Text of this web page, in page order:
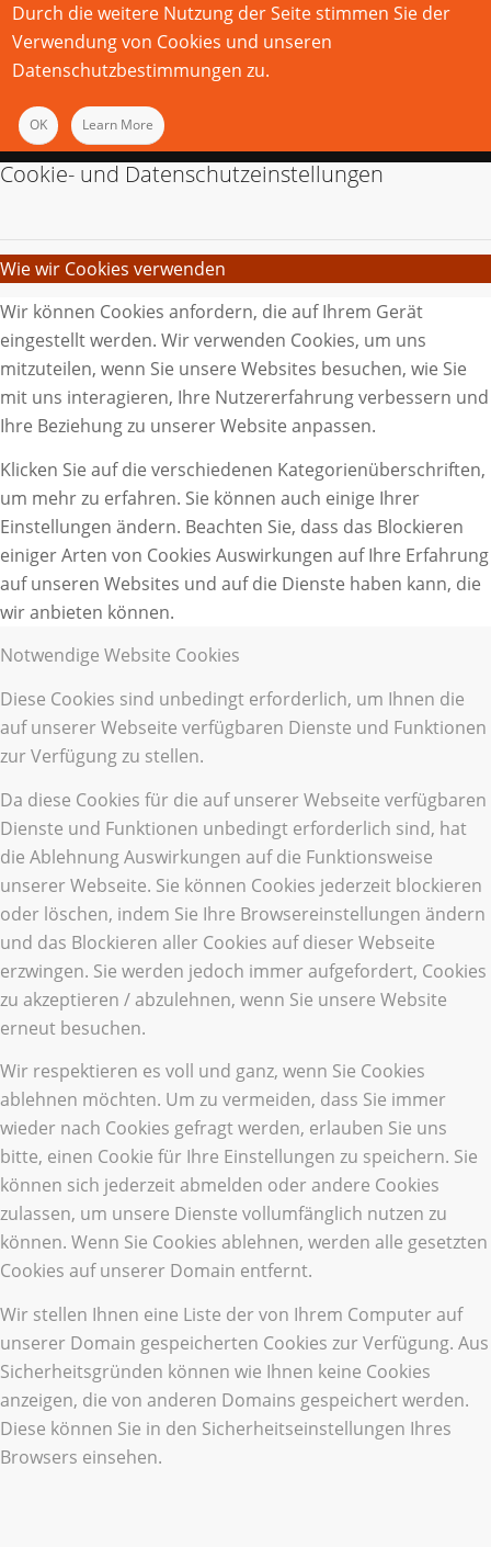
Durch die weitere Nutzung der Seite stimmen Sie der
Verwendung von Cookies und unseren
Datenschutzbestimmungen zu.
OK Learn More
Cookie- und Datenschutzeinstellungen
Wie wir Cookies verwenden
Wir können Cookies anfordern, die auf Ihrem Gerät
eingestellt werden. Wir verwenden Cookies, um uns
mitzuteilen, wenn Sie unsere Websites besuchen, wie Sie
mit uns interagieren, Ihre Nutzererfahrung verbessern und
Ihre Beziehung zu unserer Website anpassen.
Klicken Sie auf die verschiedenen Kategorienüberschriften,
um mehr zu erfahren. Sie können auch einige Ihrer
Einstellungen ändern. Beachten Sie, dass das Blockieren
einiger Arten von Cookies Auswirkungen auf Ihre Erfahrung
auf unseren Websites und auf die Dienste haben kann, die
wir anbieten können.
Notwendige Website Cookies
Diese Cookies sind unbedingt erforderlich, um Ihnen die
auf unserer Webseite verfügbaren Dienste und Funktionen
zur Verfügung zu stellen.
Da diese Cookies für die auf unserer Webseite verfügbaren
Dienste und Funktionen unbedingt erforderlich sind, hat
die Ablehnung Auswirkungen auf die Funktionsweise
unserer Webseite. Sie können Cookies jederzeit blockieren
oder löschen, indem Sie Ihre Browsereinstellungen ändern
und das Blockieren aller Cookies auf dieser Webseite
erzwingen. Sie werden jedoch immer aufgefordert, Cookies
zu akzeptieren / abzulehnen, wenn Sie unsere Website
erneut besuchen.
Wir respektieren es voll und ganz, wenn Sie Cookies
ablehnen möchten. Um zu vermeiden, dass Sie immer
wieder nach Cookies gefragt werden, erlauben Sie uns
bitte, einen Cookie für Ihre Einstellungen zu speichern. Sie
können sich jederzeit abmelden oder andere Cookies
zulassen, um unsere Dienste vollumfänglich nutzen zu
können. Wenn Sie Cookies ablehnen, werden alle gesetzten
Cookies auf unserer Domain entfernt.
Wir stellen Ihnen eine Liste der von Ihrem Computer auf
unserer Domain gespeicherten Cookies zur Verfügung. Aus
Sicherheitsgründen können wie Ihnen keine Cookies
anzeigen, die von anderen Domains gespeichert werden.
Diese können Sie in den Sicherheitseinstellungen Ihres
Browsers einsehen.